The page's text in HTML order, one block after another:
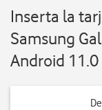
Inserta la
Samsung
Android 11.0